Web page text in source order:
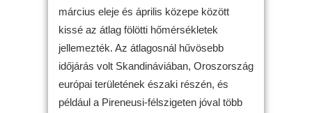
március eleje és április közepe között
kissé az átlag fölötti hőmérsékletek
jellemezték. Az átlagosnál hűvösebb
időjárás volt Skandináviában, Oroszország
európai területének északi részén, és
például a Pireneusi-félszigeten jóval több